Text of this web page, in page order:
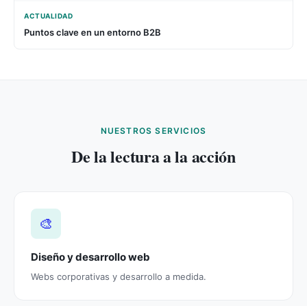
ACTUALIDAD
Puntos clave en un entorno B2B
NUESTROS SERVICIOS
De la lectura a la acción
🎨
Diseño y desarrollo web
Webs corporativas y desarrollo a medida.